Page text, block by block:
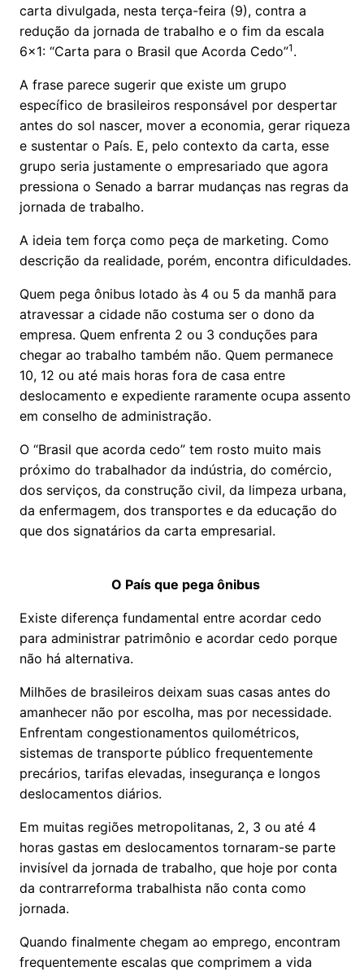
carta divulgada, nesta terça-feira (9), contra a
redução da jornada de trabalho e o fim da escala
6x1: “Carta para o Brasil que Acorda Cedo”1 .
A frase parece sugerir que existe um grupo
específico de brasileiros responsável por despertar
antes do sol nascer, mover a economia, gerar riqueza
e sustentar o País. E, pelo contexto da carta, esse
grupo seria justamente o empresariado que agora
pressiona o Senado a barrar mudanças nas regras da
jornada de trabalho.
A ideia tem força como peça de marketing. Como
descrição da realidade, porém, encontra dificuldades.
Quem pega ônibus lotado às 4 ou 5 da manhã para
atravessar a cidade não costuma ser o dono da
empresa. Quem enfrenta 2 ou 3 conduções para
chegar ao trabalho também não. Quem permanece
10, 12 ou até mais horas fora de casa entre
deslocamento e expediente raramente ocupa assento
em conselho de administração.
O “Brasil que acorda cedo” tem rosto muito mais
próximo do trabalhador da indústria, do comércio,
dos serviços, da construção civil, da limpeza urbana,
da enfermagem, dos transportes e da educação do
que dos signatários da carta empresarial.
O País que pega ônibus
Existe diferença fundamental entre acordar cedo
para administrar patrimônio e acordar cedo porque
não há alternativa.
Milhões de brasileiros deixam suas casas antes do
amanhecer não por escolha, mas por necessidade.
Enfrentam congestionamentos quilométricos,
sistemas de transporte público frequentemente
precários, tarifas elevadas, insegurança e longos
deslocamentos diários.
Em muitas regiões metropolitanas, 2, 3 ou até 4
horas gastas em deslocamentos tornaram-se parte
invisível da jornada de trabalho, que hoje por conta
da contrarreforma trabalhista não conta como
jornada.
Quando finalmente chegam ao emprego, encontram
frequentemente escalas que comprimem a vida